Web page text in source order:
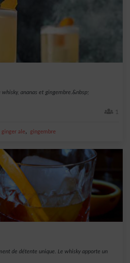
ananas et gingembre.&nbsp;
1
ginger ale, gingembre
de détente unique. Le whisky apporte un